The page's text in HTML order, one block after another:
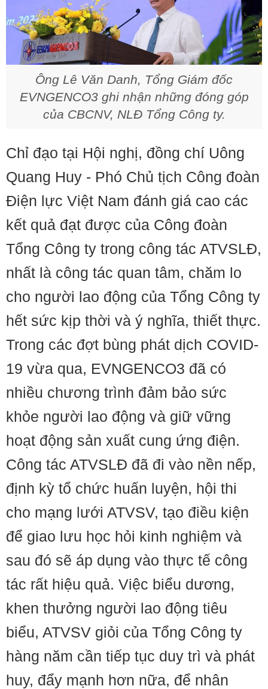
Ông Lê Văn Danh, Tổng Giám đốc
EVNGENCO3 ghi nhận những đóng góp
của CBCNV, NLĐ Tổng Công ty.
Chỉ đạo tại Hội nghị, đồng chí Uông
Quang Huy - Phó Chủ tịch Công đoàn
Điện lực Việt Nam đánh giá cao các
kết quả đạt được của Công đoàn
Tổng Công ty trong công tác ATVSLĐ,
nhất là công tác quan tâm, chăm lo
cho người lao động của Tổng Công ty
hết sức kịp thời và ý nghĩa, thiết thực.
Trong các đợt bùng phát dịch COVID-
19 vừa qua, EVNGENCO3 đã có
nhiều chương trình đảm bảo sức
khỏe người lao động và giữ vững
hoạt động sản xuất cung ứng điện.
Công tác ATVSLĐ đã đi vào nền nếp,
định kỳ tổ chức huấn luyện, hội thi
cho mạng lưới ATVSV, tạo điều kiện
để giao lưu học hỏi kinh nghiệm và
sau đó sẽ áp dụng vào thực tế công
tác rất hiệu quả. Việc biểu dương,
khen thưởng người lao động tiêu
biểu, ATVSV giỏi của Tổng Công ty
hàng năm cần tiếp tục duy trì và phát
huy, đẩy mạnh hơn nữa, để nhân